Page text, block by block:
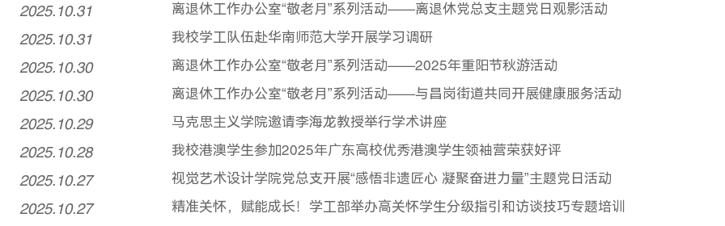
2025.10.31 离退休工作办公室“敬老月”系列活动——离退休党总支主题党日观影活动
2025.10.31 我校学工队伍赴华南师范大学开展学习调研
2025.10.30 离退休工作办公室“敬老月”系列活动——2025年重阳节秋游活动
2025.10.30 离退休工作办公室“敬老月”系列活动——与昌岗街道共同开展健康服务活动
2025.10.29 马克思主义学院邀请李海龙教授举行学术讲座
2025.10.28 我校港澳学生参加2025年广东高校优秀港澳学生领袖营荣获好评
2025.10.27 视觉艺术设计学院党总支开展“感悟非遗匠心 凝聚奋进力量”主题党日活动
2025.10.27 精准关怀，赋能成长！学工部举办高关怀学生分级指引和访谈技巧专题培训